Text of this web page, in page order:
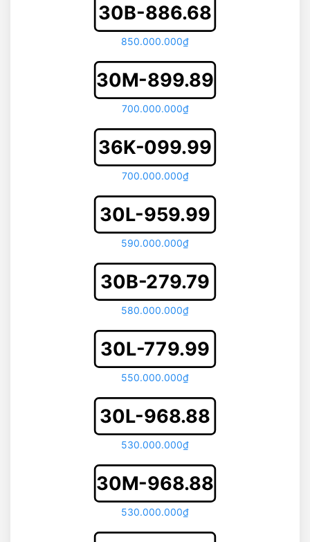
30B-886.68
850.000.000₫
30M-899.89
700.000.000₫
36K-099.99
700.000.000₫
30L-959.99
590.000.000₫
30B-279.79
580.000.000₫
30L-779.99
550.000.000₫
30L-968.88
530.000.000₫
30M-968.88
530.000.000₫